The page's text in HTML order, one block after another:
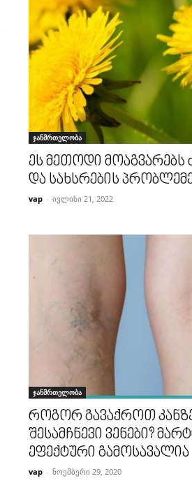
ჯანმრთელობა
ეს მეთოდი მოაგვარებს
და სახსრების
vap - ივლისი 21, 2022
ჯანმრთელობა
როგორ გავაქროთ
შესამჩნევი ვენები?
ეფექტური გამოსავალია
vap - ნოემბერი 29, 2020